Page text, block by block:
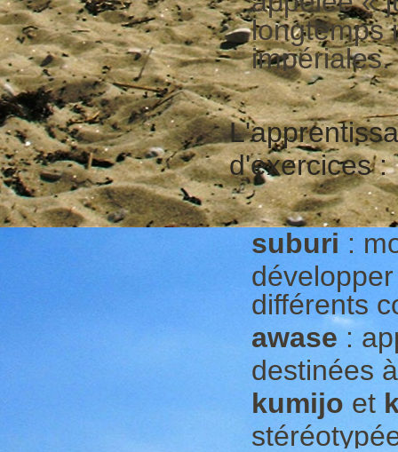
longtemps
impériales.
d'exercices :
suburi :
différents
awase:
destinées
kumijo et